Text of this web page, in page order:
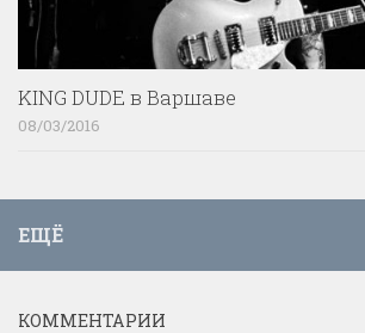
KING DUDE в Варшаве
08/03/2016
ЕЩЁ
КОММЕНТАРИИ